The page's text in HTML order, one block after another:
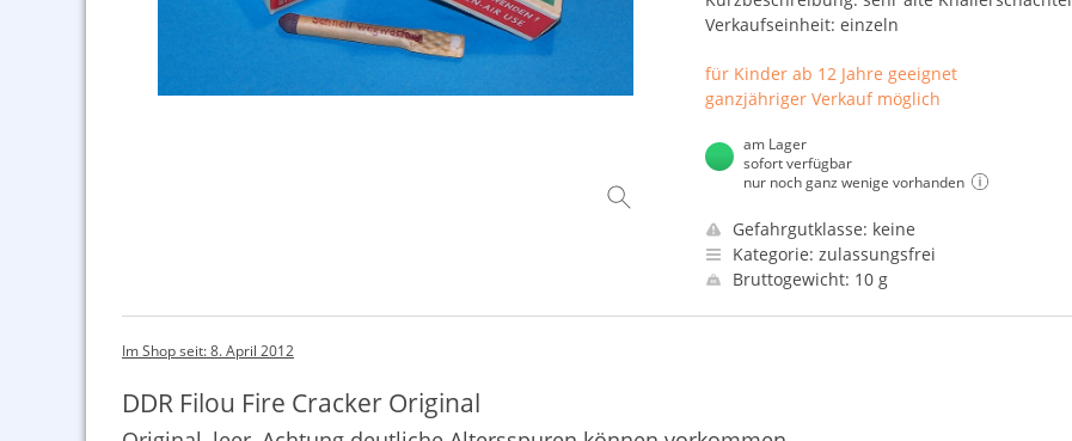
Verkaufseinheit: einzeln
für Kinder ab 12 Jahre geeignet
ganzjähriger Verkauf möglich
am Lager
sofort verfügbar
nur noch ganz wenige vorhanden
Gefahrgutklasse: keine
Kategorie: zulassungsfrei
Bruttogewicht: 10 g
Im Shop seit: 8. April 2012
DDR Filou Fire Cracker Original